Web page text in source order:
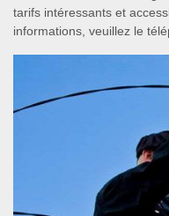
tarifs intéressants et
informations, veuillez le